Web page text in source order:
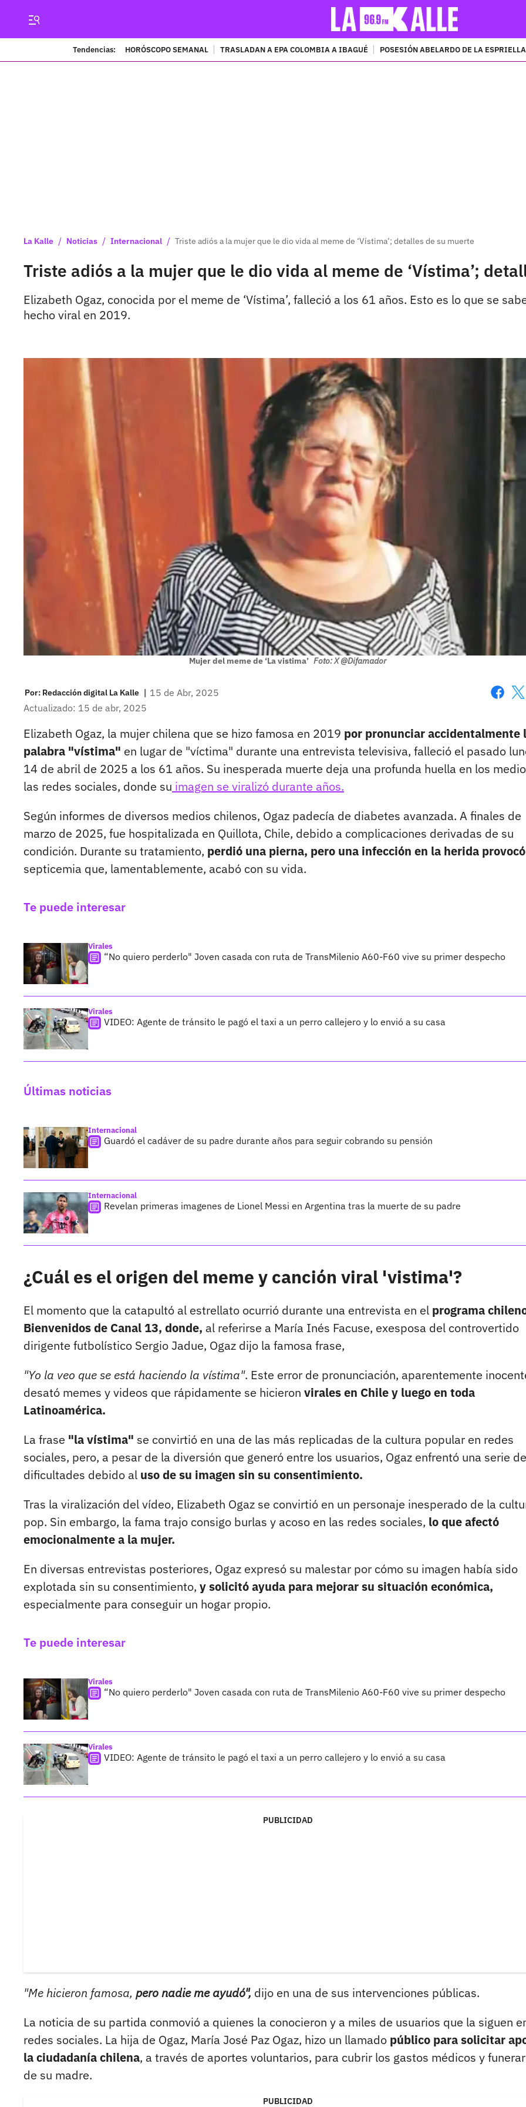
Tendencias: HORÓSCOPO SEMANAL TRASLADAN A EPA COLOMBIA A IBAGUÉ POSESIÓN ABELARDO DE LA ESPRIELLA
La Kalle / Noticias / Internacional / Triste adiós a la mujer que le dio vida al meme de ‘Vístima’; detalles de su muerte
Triste adiós a la mujer que le dio vida al meme de ‘Vístima’;
Elizabeth Ogaz, conocida por el meme de ‘Vístima’, falleció a los 61 años. Esto es lo que se
hecho viral en 2019.
Mujer del meme de ‘La vistima’ Foto: X @Difamador
Por: Redacción digital La Kalle | 15 de Abr, 2025
Actualizado: 15 de abr, 2025
Elizabeth Ogaz, la mujer chilena que se hizo famosa en 2019 por pronunciar accidentalmente
palabra "vístima" en lugar de "víctima" durante una entrevista televisiva, falleció el pasado
14 de abril de 2025 a los 61 años. Su inesperada muerte deja una profunda huella en los
las redes sociales, donde su imagen se viralizó durante años.
Según informes de diversos medios chilenos, Ogaz padecía de diabetes avanzada. A finales de
marzo de 2025, fue hospitalizada en Quillota, Chile, debido a complicaciones derivadas de su
condición. Durante su tratamiento, perdió una pierna, pero una infección en la herida provocó
septicemia que, lamentablemente, acabó con su vida.
Te puede interesar
Virales
“No quiero perderlo" Joven casada con ruta de TransMilenio A60-F60 vive su primer despecho
Virales
VIDEO: Agente de tránsito le pagó el taxi a un perro callejero y lo envió a su casa
Últimas noticias
Internacional
Guardó el cadáver de su padre durante años para seguir cobrando su pensión
Internacional
Revelan primeras imagenes de Lionel Messi en Argentina tras la muerte de su padre
¿Cuál es el origen del meme y canción viral 'vistima'?
El momento que la catapultó al estrellato ocurrió durante una entrevista en el programa
Bienvenidos de Canal 13, donde, al referirse a María Inés Facuse, exesposa del controvertido
dirigente futbolístico Sergio Jadue, Ogaz dijo la famosa frase,
"Yo la veo que se está haciendo la vístima". Este error de pronunciación, aparentemente
desató memes y videos que rápidamente se hicieron virales en Chile y luego en toda
Latinoamérica.
La frase "la vístima" se convirtió en una de las más replicadas de la cultura popular en redes
sociales, pero, a pesar de la diversión que generó entre los usuarios, Ogaz enfrentó una serie de
dificultades debido al uso de su imagen sin su consentimiento.
Tras la viralización del vídeo, Elizabeth Ogaz se convirtió en un personaje inesperado de la
pop. Sin embargo, la fama trajo consigo burlas y acoso en las redes sociales, lo que afectó
emocionalmente a la mujer.
En diversas entrevistas posteriores, Ogaz expresó su malestar por cómo su imagen había sido
explotada sin su consentimiento, y solicitó ayuda para mejorar su situación económica,
especialmente para conseguir un hogar propio.
Te puede interesar
Virales
“No quiero perderlo" Joven casada con ruta de TransMilenio A60-F60 vive su primer despecho
Virales
VIDEO: Agente de tránsito le pagó el taxi a un perro callejero y lo envió a su casa
PUBLICIDAD
"Me hicieron famosa, pero nadie me ayudó", dijo en una de sus intervenciones públicas.
La noticia de su partida conmovió a quienes la conocieron y a miles de usuarios que la siguen
redes sociales. La hija de Ogaz, María José Paz Ogaz, hizo un llamado público para solicitar
la ciudadanía chilena, a través de aportes voluntarios, para cubrir los gastos médicos y
de su madre.
PUBLICIDAD